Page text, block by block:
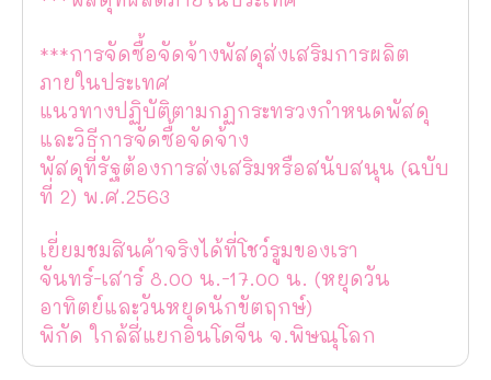
***การจัดซื้อจัดจ้างพัสดุส่งเสริมการผลิต
ภายในประเทศ
แนวทางปฏิบัติตามกฏกระทรวงกำหนดพัสดุ
และวิธีการจัดซื้อจัดจ้าง
พัสดุที่รัฐต้องการส่งเสริมหรือสนับสนุน (ฉบับ
ที่ 2) พ.ศ.2563
เยี่ยมชมสินค้าจริงได้ที่โชว์รูมของเรา
จันทร์-เสาร์ 8.00 น.-17.00 น. (หยุดวัน
อาทิตย์และวันหยุดนักขัตฤกษ์)
พิกัด ใกล้สี่แยกอินโดจีน จ.พิษณุโลก